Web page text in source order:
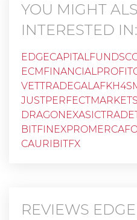
YOU MIGHT
INTERESTED IN:
EDGECAPITALFUNDS
ECMFINANCIAL
VETTRADEGALAFKH4
JUSTPERFECTMARKETS
DRAGONEXASICTRADE
BITFINEXPRO
CAURI BITFX
REVIEWS